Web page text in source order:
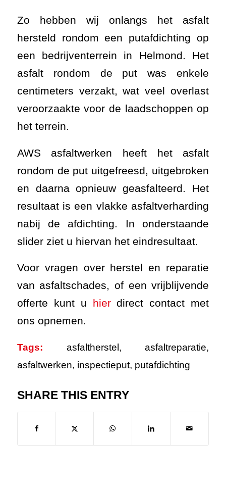
Zo hebben wij onlangs het asfalt
hersteld rondom een putafdichting op
een bedrijventerrein in Helmond. Het
asfalt rondom de put was enkele
centimeters verzakt, wat veel overlast
veroorzaakte voor de laadschoppen op
het terrein.
AWS asfaltwerken heeft het asfalt
rondom de put uitgefreesd, uitgebroken
en daarna opnieuw geasfalteerd. Het
resultaat is een vlakke asfaltverharding
nabij de afdichting. In onderstaande
slider ziet u hiervan het eindresultaat.
Voor vragen over herstel en reparatie
van asfaltschades, of een vrijblijvende
offerte kunt u hierdirect contact met
ons opnemen.
Tags: asfaltherstel ,asfaltreparatie,
asfaltwerken, inspectieput, putafdichting
SHARE THIS ENTRY